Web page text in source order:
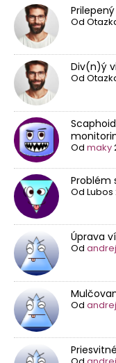
Od
Div(n)ý
Od
Od maky
Problém
Od Lubos
Úprava
Od
Od